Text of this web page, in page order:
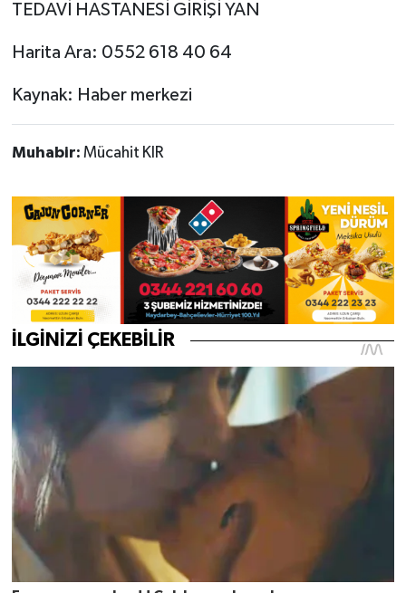
TEDAVİ HASTANESİ GİRİŞİ YAN
Harita Ara: 0552 618 40 64
Kaynak: Haber merkezi
Muhabir: Mücahit KIR